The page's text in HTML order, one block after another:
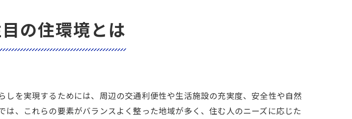
市で暮らす魅力を探る
売買が子育て世帯に人気の理由
援策が暮らしに与える影響
が不動産売買にも好影響
の住環境とは
を実現するためには、周辺の交通利便性や生活施設の充実度、安全性や自然
、これらの要素がバランスよく整った地域が多く、住む人のニーズに応じた